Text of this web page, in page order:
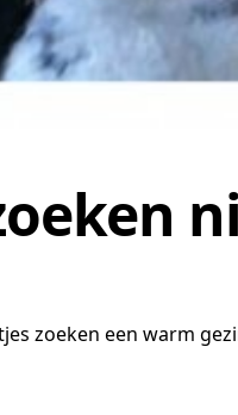
zoeken een warm